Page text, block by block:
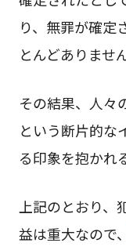
り、無罪が確定
とんどありませ
その結果、人々
という断片的な
る印象を抱かれ
上記のとおり
益は重大なので、